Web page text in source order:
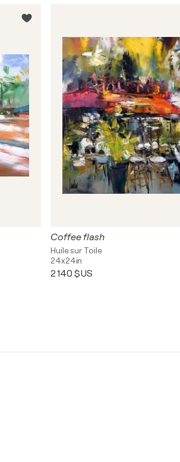
Coffee flash
Huile sur Toile
24x24in
2 140 $US